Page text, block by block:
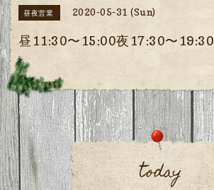
昼夜営業 2020-05-31 (Sun)
昼11:30〜15:00夜17:30〜19:30
today